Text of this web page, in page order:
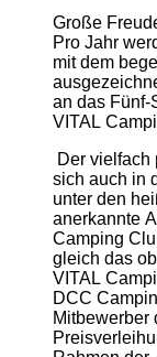
Große
Pro Jahr
mit dem
an das Fünf-
VITAL
Der vielfach
sich auch in
unter den
anerkannte
Camping
gleich das
VITAL
DCC
Mitbewerber